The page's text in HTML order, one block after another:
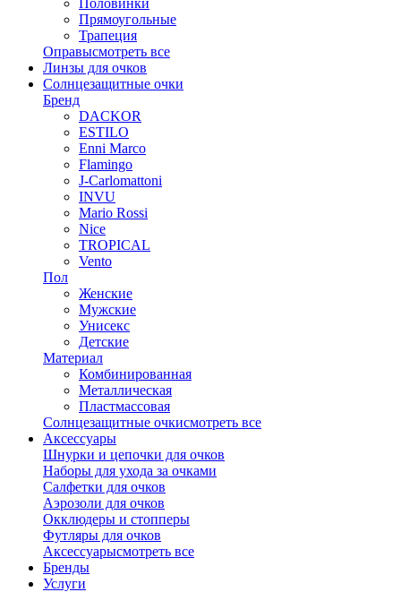
Прямоугольные
Трапеция
Оправысмотреть все
Линзы для очков
Солнцезащитные очки
Бренд
DACKOR
ESTILO
Enni Marco
Flamingo
J-Carlomattoni
INVU
Mario Rossi
Nice
TROPICAL
Vento
Пол
Женские
Мужские
Унисекс
Детские
Материал
Комбинированная
Металлическая
Пластмассовая
Солнцезащитные очкисмотреть все
Аксессуары
Шнурки и цепочки для очков
Наборы для ухода за очками
Салфетки для очков
Аэрозоли для очков
Окклюдеры и стопперы
Футляры для очков
Аксессуарысмотреть все
Бренды
Услуги